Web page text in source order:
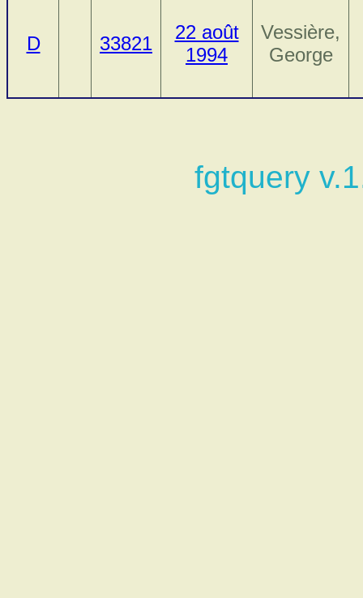
D 33821
22 août
1994
Vessière,
George
fgtquery